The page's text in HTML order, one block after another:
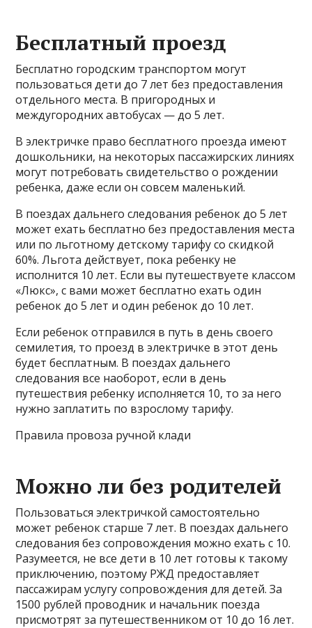
Бесплатный проезд
Бесплатно городским транспортом могут
пользоваться дети до 7 лет без предоставления
отдельного места. В пригородных и
междугородних автобусах — до 5 лет.
В электричке право бесплатного проезда имеют
дошкольники, на некоторых пассажирских линиях
могут потребовать свидетельство о рождении
ребенка, даже если он совсем маленький.
В поездах дальнего следования ребенок до 5 лет
может ехать бесплатно без предоставления места
или по льготному детскому тарифу со скидкой
60%. Льгота действует, пока ребенку не
исполнится 10 лет. Если вы путешествуете классом
«Люкс», с вами может бесплатно ехать один
ребенок до 5 лет и один ребенок до 10 лет.
Если ребенок отправился в путь в день своего
семилетия, то проезд в электричке в этот день
будет бесплатным. В поездах дальнего
следования все наоборот, если в день
путешествия ребенку исполняется 10, то за него
нужно заплатить по взрослому тарифу.
Правила провоза ручной клади
Можно ли без родителей
Пользоваться электричкой самостоятельно
может ребенок старше 7 лет. В поездах дальнего
следования без сопровождения можно ехать с 10.
Разумеется, не все дети в 10 лет готовы к такому
приключению, поэтому РЖД предоставляет
пассажирам услугу сопровождения для детей. За
1500 рублей проводник и начальник поезда
присмотрят за путешественником от 10 до 16 лет.